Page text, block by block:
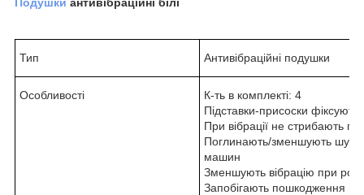
Тип Антивібраційні подушки
Особливості
К-ть в комплекті: 4
Підставки-присоски
При вібрації не стрибають
Поглинають/зменшують шум
машин
Зменшують вібрацію при
Запобігають пошкодження